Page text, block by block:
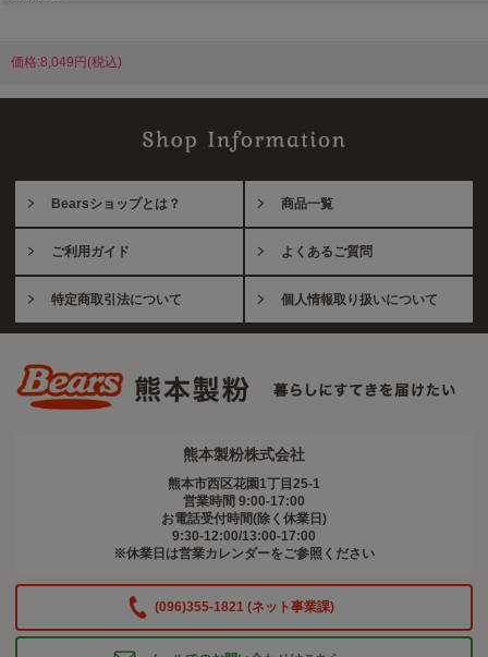
価格:8,049円(税込)
Bearsショップとは？ 商品一覧
ご利用ガイド よくあるご質問
特定商取引法について 個人情報取り扱いについて
熊本製粉株式会社
熊本市西区花園1丁目25-1
営業時間 9:00-17:00
お電話受付時間(除く休業日)
9:30-12:00/13:00-17:00
※休業日は営業カレンダーをご参照ください
(096)355-1821 (ネット事業課)